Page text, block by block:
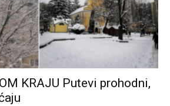
KRAJU Putevi prohodni,